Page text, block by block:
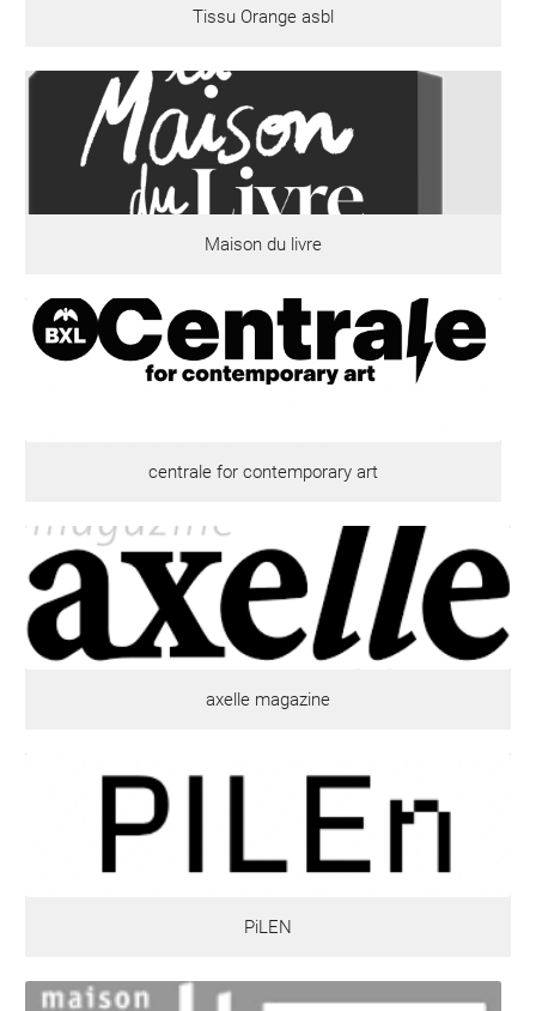
Tissu Orange asbl
Maison du livre
centrale for contemporary art
axelle magazine
PiLEN